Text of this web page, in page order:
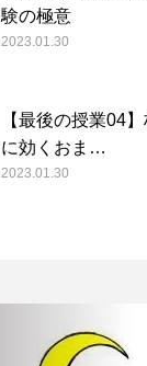
験の極意
2023.01.30
【最後の授業04
に効くおま…
2023.01.30